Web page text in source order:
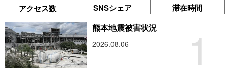
アクセス数 SNSシェア 滞在時間
1
熊本地震被害状況
2026.08.06